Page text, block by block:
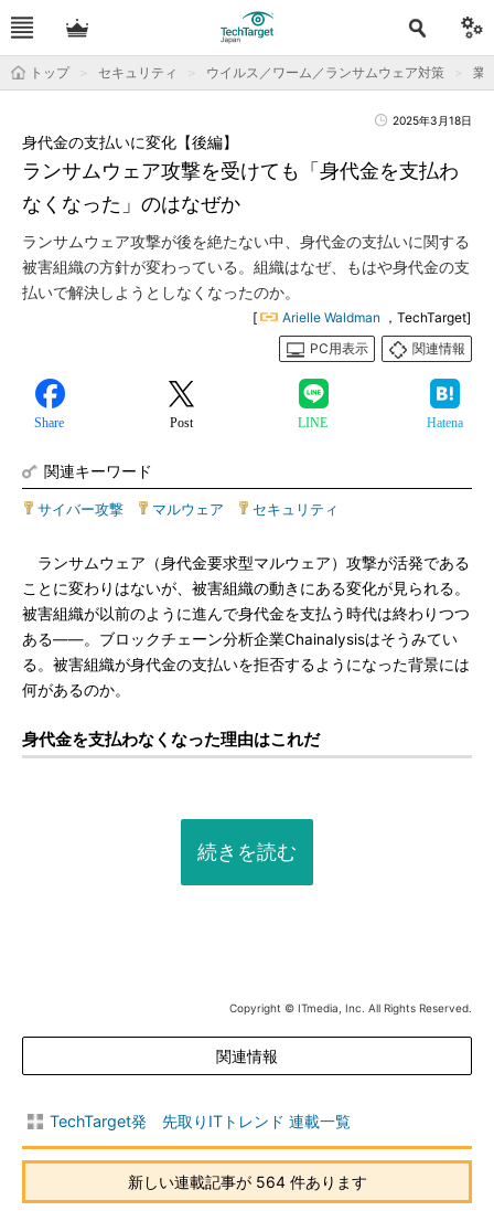
トップ セキュリティ ウイルス／ワーム／ランサムウェア対策 業
2025年3月18日
ランサムウェア攻撃を受けても「身代金を支払わ
なくなった」のはなぜか
身代金の支払いに変化【後編】
ランサムウェア攻撃が後を絶たない中、身代金の支払いに関する
被害組織の方針が変わっている。組織はなぜ、もはや身代金の支
払いで解決しようとしなくなったのか。
[ Arielle Waldman ，TechTarget]
PC用表示
関連情報
Share Post LINE Hatena
関連キーワード
サイバー攻撃 マルウェア セキュリティ
ランサムウェア（身代金要求型マルウェア）攻撃が活発である
ことに変わりはないが、被害組織の動きにある変化が見られる。
被害組織が以前のように進んで身代金を支払う時代は終わりつつ
ある――。ブロックチェーン分析企業Chainalysisはそうみてい
る。被害組織が身代金の支払いを拒否するようになった背景には
何があるのか。
身代金を支払わなくなった理由はこれだ
続きを読む
Copyright © ITmedia, Inc. All Rights Reserved.
関連情報
TechTarget発 先取りITトレンド 連載一覧
新しい連載記事が 564 件あります